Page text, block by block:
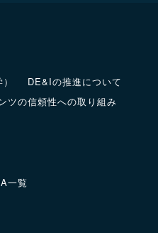
DE&Iの推進について
ツの信頼性への取り組み
一覧